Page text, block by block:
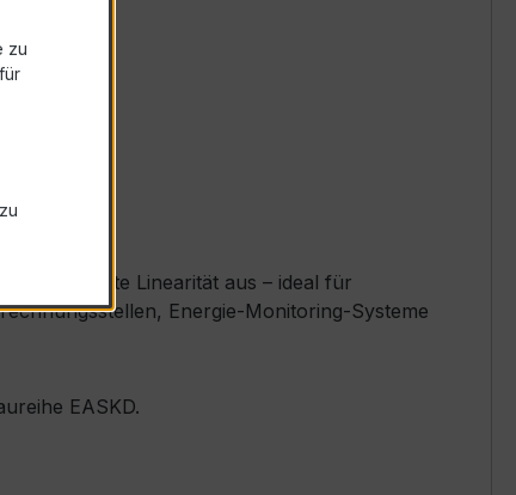
exzellente Linearität aus – ideal für
Energie-Monitoring-Systeme
EASKD.
zu